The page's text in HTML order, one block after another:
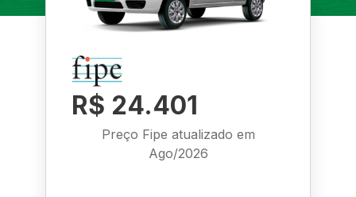
R$ 24.401
Preço Fipe atualizado em
Ago/2026